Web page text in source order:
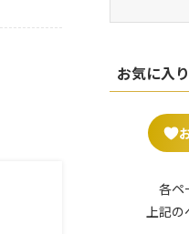
3)
区・
東区
区・荒
川
| …
区・
郡・
足立
| …
たま
| …
市・
木更
我孫
市
| … 四
道市
君津
ケ浦
市・
市・
和田
市・
口市
| …
原市・
和泉市
・箕
城陽
市・
市・木
津川
| …
京市
亀岡
| …
市・
群町
王寺
町・
市
| …
お気に入
各ペ
上記の